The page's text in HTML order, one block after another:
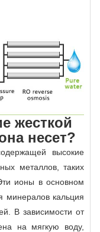
жесткой
несет?
высокие
металлов, таких
ионы в основном
минералов кальция
В зависимости от
на мягкую воду,